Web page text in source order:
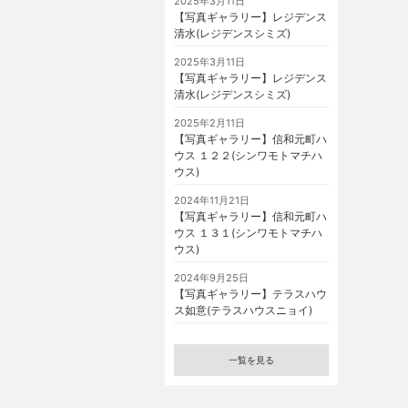
【写真ギャラリー】レジデンス
清水(レジデンスシミズ)
2025年3月11日
【写真ギャラリー】レジデンス
清水(レジデンスシミズ)
2025年2月11日
【写真ギャラリー】信和元町ハ
ウス １２２(シンワモトマチハ
ウス)
2024年11月21日
【写真ギャラリー】信和元町ハ
ウス １３１(シンワモトマチハ
ウス)
2024年9月25日
【写真ギャラリー】テラスハウ
ス如意(テラスハウスニョイ)
一覧を見る